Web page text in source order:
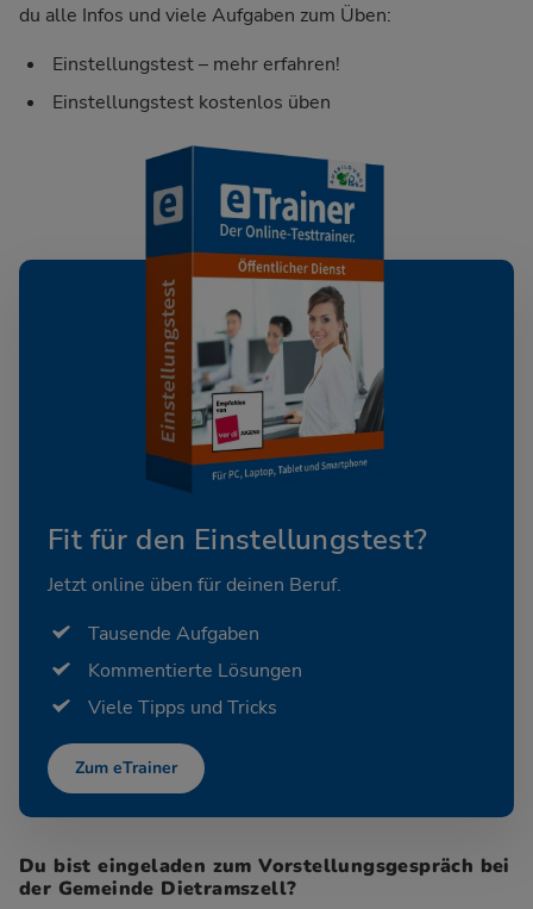
du alle Infos und viele Aufgaben zum Üben:
Einstellungstest – mehr erfahren!
Einstellungstest kostenlos üben
Fit für den Einstellungstest?
Jetzt online üben für deinen Beruf.
Tausende Aufgaben
Kommentierte Lösungen
Viele Tipps und Tricks
Zum eTrainer
Du bist eingeladen zum Vorstellungsgespräch bei
der Gemeinde Dietramszell?